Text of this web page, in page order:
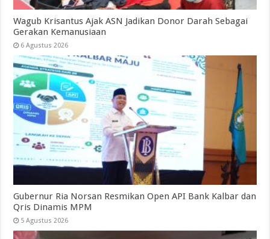
Wagub Krisantus Ajak ASN Jadikan Donor Darah Sebagai
Gerakan Kemanusiaan
6 Agustus 2026
Gubernur Ria Norsan Resmikan Open API Bank Kalbar dan
Qris Dinamis MPM
5 Agustus 2026